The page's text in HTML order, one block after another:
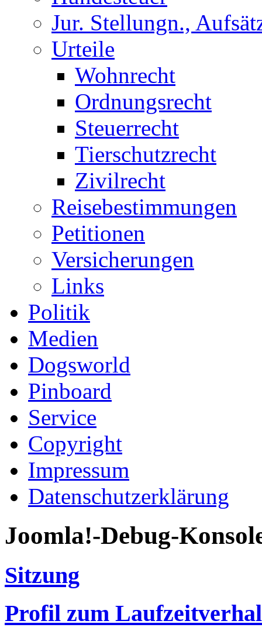
Jur. Stellungn.,
Urteile
Wohnrecht
Ordnungsrecht
Steuerrecht
Tierschutzrecht
Zivilrecht
Reisebestimmungen
Petitionen
Versicherungen
Links
Politik
Medien
Dogsworld
Pinboard
Service
Copyright
Impressum
Datenschutzerklärung
Joomla!-Debug-
Sitzung
Profil zum